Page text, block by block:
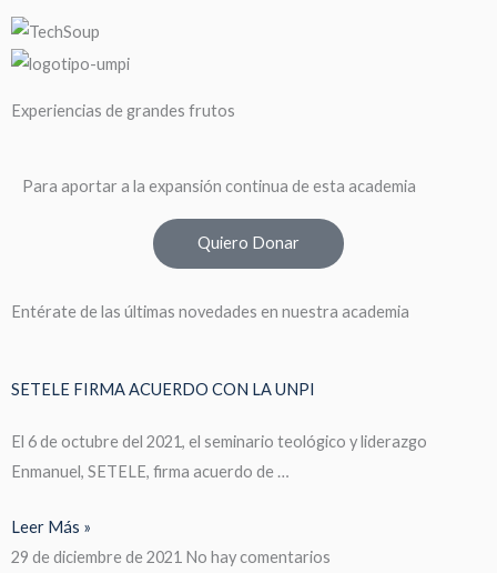
Experiencias de grandes frutos
Para aportar a la expansión continua de esta academia
Quiero Donar
Entérate de las últimas novedades en nuestra academia
SETELE FIRMA ACUERDO CON LA UNPI
El 6 de octubre del 2021, el seminario teológico y liderazgo
Enmanuel, SETELE, firma acuerdo de …
Leer Más »
29 de diciembre de 2021 No hay comentarios